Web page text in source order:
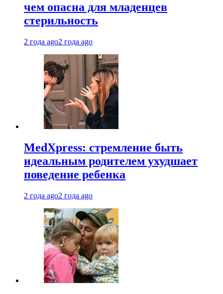
чем опасна для младенцев
стерильность
2 года ago2 года ago
MedXpress: стремление быть
идеальным родителем ухудшает
поведение ребенка
2 года ago2 года ago